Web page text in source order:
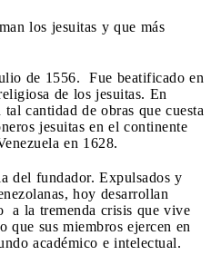
los jesuitas y que más
de 1556. Fue beatificado en
de los jesuitas. En
cantidad de obras que cuesta
jesuitas en el continente
en 1628.
del fundador. Expulsados y
hoy desarrollan
a la tremenda crisis que vive
que sus miembros ejercen en
académico e intelectual.